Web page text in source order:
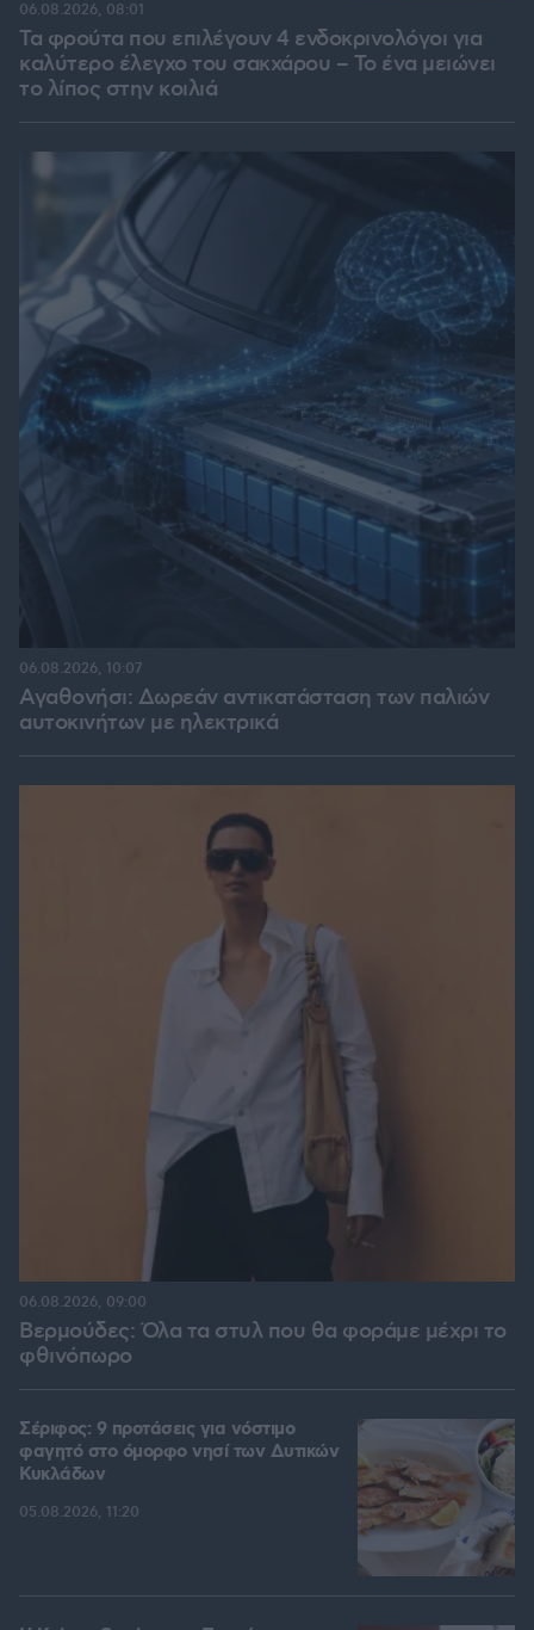
Τα φρούτα που επιλέγουν 4 ενδοκρινολόγοι για
καλύτερο έλεγχο του σακχάρου – Το ένα μειώνει
το λίπος στην κοιλιά
06.08.2026, 08:01
Αγαθονήσι: Δωρεάν αντικατάσταση των παλιών
αυτοκινήτων με ηλεκτρικά
06.08.2026, 10:07
Βερμούδες: Όλα τα στυλ που θα φοράμε μέχρι το
φθινόπωρο
06.08.2026, 09:00
Σέριφος: 9 προτάσεις για νόστιμο
φαγητό στο όμορφο νησί των Δυτικών
Κυκλάδων
05.08.2026, 11:20